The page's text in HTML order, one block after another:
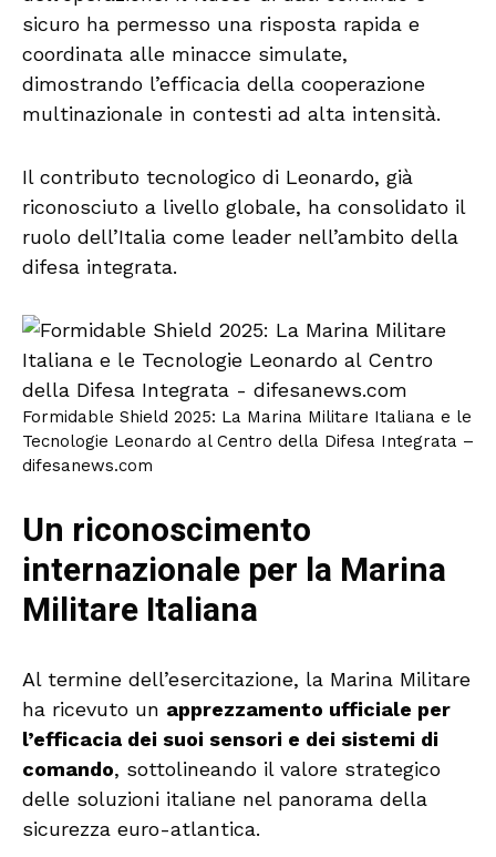
sicuro ha permesso una risposta rapida e
coordinata alle minacce simulate,
dimostrando l’efficacia della cooperazione
multinazionale in contesti ad alta intensità.
Il contributo tecnologico di Leonardo, già
riconosciuto a livello globale, ha consolidato il
ruolo dell’Italia come leader nell’ambito della
difesa integrata.
Formidable Shield 2025: La Marina Militare Italiana e le
Tecnologie Leonardo al Centro della Difesa Integrata –
difesanews.com
Un riconoscimento
internazionale per la Marina
Militare Italiana
Al termine dell’esercitazione, la Marina Militare
ha ricevuto un apprezzamento ufficiale per
l’efficacia dei suoi sensori e dei sistemi di
comando, sottolineando il valore strategico
delle soluzioni italiane nel panorama della
sicurezza euro-atlantica.